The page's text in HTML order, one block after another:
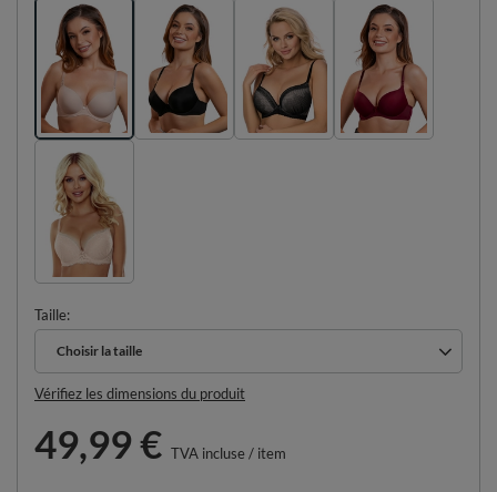
Taille
Choisir la taille
Choisir la taille
Vérifiez les dimensions du produit
49,99 € TVA incluse/ item